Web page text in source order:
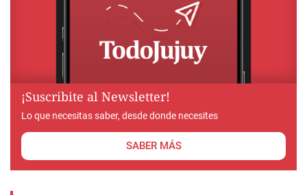
¡Suscribite al Newsletter!
Lo que necesitas saber, desde donde necesites
SABER MÁS